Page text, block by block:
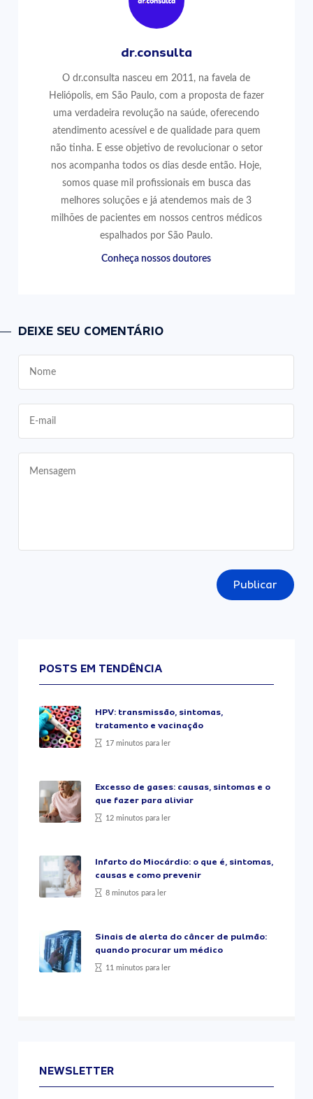
dr.consulta
O dr.consulta nasceu em 2011, na favela de
Heliópolis, em São Paulo, com a proposta de fazer
uma verdadeira revolução na saúde, oferecendo
atendimento acessível e de qualidade para quem
não tinha. E esse objetivo de revolucionar o setor
nos acompanha todos os dias desde então. Hoje,
somos quase mil profissionais em busca das
melhores soluções e já atendemos mais de 3
milhões de pacientes em nossos centros médicos
espalhados por São Paulo.
Conheça nossos doutores
DEIXE SEU COMENTÁRIO
Publicar
POSTS EM TENDÊNCIA
HPV: transmissão, sintomas,
tratamento e vacinação
17 minutos para ler
Excesso de gases: causas, sintomas e o
que fazer para aliviar
12 minutos para ler
Infarto do Miocárdio: o que é, sintomas,
causas e como prevenir
8 minutos para ler
Sinais de alerta do câncer de pulmão:
quando procurar um médico
11 minutos para ler
NEWSLETTER